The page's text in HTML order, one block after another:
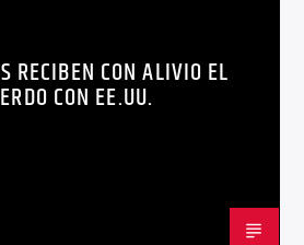
RECIBEN CON ALIVIO EL
CON EE.UU.